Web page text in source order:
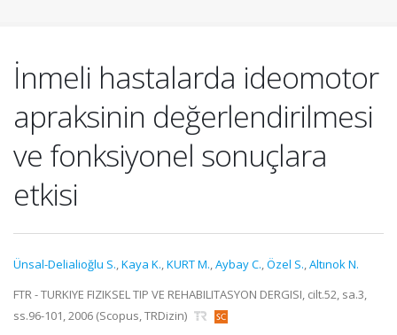
İnmeli hastalarda ideomotor
apraksinin değerlendirilmesi
ve fonksiyonel sonuçlara
etkisi
Ünsal-Delialioğlu S.,Kaya K.,KURT M.,Aybay C.,Özel S.,Altınok N.
FTR - TURKIYE FIZIKSEL TIP VE REHABILITASYON DERGISI, cilt.52, sa.3,
ss.96-101, 2006 (Scopus, TRDizin)